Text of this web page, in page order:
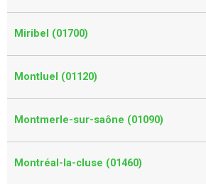
Miribel (01700)
Montluel (01120)
Montmerle-sur-saône (01090)
Montréal-la-cluse (01460)